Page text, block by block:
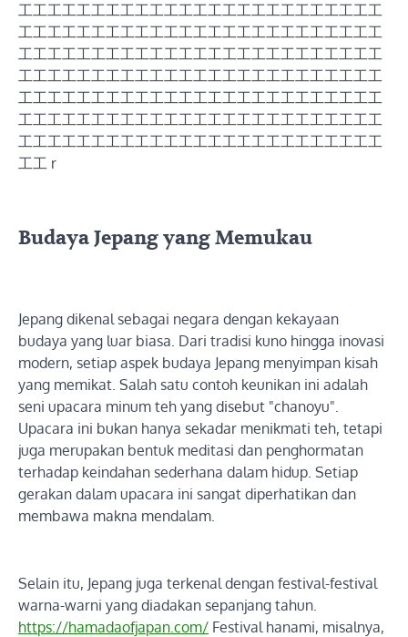
工工工工工工工工工工工工工工工工工工工工工工工工工
工工工工工工工工工工工工工工工工工工工工工工工工工
工工工工工工工工工工工工工工工工工工工工工工工工工
工工工工工工工工工工工工工工工工工工工工工工工工工
工工工工工工工工工工工工工工工工工工工工工工工工工
工工工工工工工工工工工工工工工工工工工工工工工工工
工工工工工工工工工工工工工工工工工工工工工工工工工
工工 r
Budaya Jepang yang Memukau
Jepang dikenal sebagai negara dengan kekayaan
budaya yang luar biasa. Dari tradisi kuno hingga inovasi
modern, setiap aspek budaya Jepang menyimpan kisah
yang memikat. Salah satu contoh keunikan ini adalah
seni upacara minum teh yang disebut "chanoyu".
Upacara ini bukan hanya sekadar menikmati teh, tetapi
juga merupakan bentuk meditasi dan penghormatan
terhadap keindahan sederhana dalam hidup. Setiap
gerakan dalam upacara ini sangat diperhatikan dan
membawa makna mendalam.
Selain itu, Jepang juga terkenal dengan festival-festival
warna-warni yang diadakan sepanjang tahun.
https://hamadaofjapan.com/ Festival hanami, misalnya,